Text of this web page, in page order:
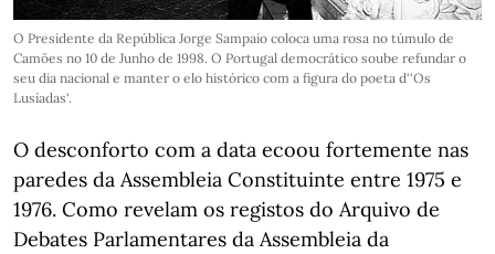
O Presidente da República Jorge Sampaio coloca uma rosa no túmulo de
Camões no 10 de Junho de 1998. O Portugal democrático soube refundar o
seu dia nacional e manter o elo histórico com a figura do poeta d''Os
Lusíadas'.
O desconforto com a data ecoou fortemente nas
paredes da Assembleia Constituinte entre 1975 e
1976. Como revelam os registos do Arquivo de
Debates Parlamentares da Assembleia da